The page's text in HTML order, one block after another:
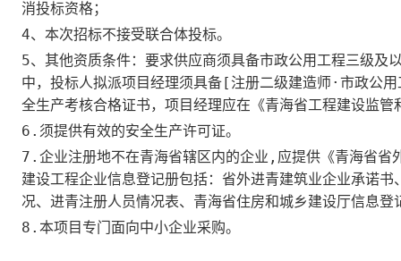
消投标资格；
4、本次招标不接受联合体投标。
5、其他资质条件：要求供应商须具备市政公用工程三级及
中，投标人拟派项目经理须具备[注册二级建造师·市政
全生产考核合格证书，项目经理应在《青海省工程建设监管
6.须提供有效的安全生产许可证。
7.企业注册地不在青海省辖区内的企业,应提供《青海省省
建设工程企业信息登记册包括：省外进青建筑业企业承诺
况、进青注册人员情况表、青海省住房和城乡建设厅信息登
8.本项目专门面向中小企业采购。